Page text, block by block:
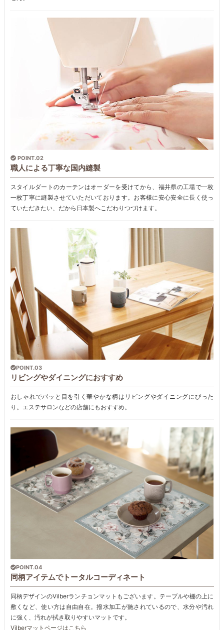
POINT.02
職人による丁寧な国内縫製
スタイルダートのカーテンはオーダーを受けてから、福井県の工場で一枚
一枚丁寧に縫製させていただいております。お客様に安心安全に長く使っ
ていただきたい、だから日本製へこだわりつづけます。
POINT.03
リビングやダイニングにおすすめ
おしゃれでパッと目を引く華やかな柄はリビングやダイニングにぴった
り。エステサロンなどの店舗にもおすすめ。
POINT.04
同柄アイテムでトータルコーディネート
同柄デザインのVilberランチョンマットもございます。テーブルや棚の上に
敷くなど、使い方は自由自在。撥水加工が施されているので、水分や汚れ
に強く、汚れが拭き取りやすいマットです。
Vilberマットページはこちら